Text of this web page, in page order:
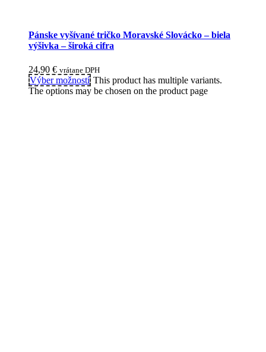
Pánske vyšívané tričko Moravské Slovácko – biela
výšivka – široká cifra
24,90 € vrátane DPH
Výber možností This product has multiple variants.
The options may be chosen on the product page